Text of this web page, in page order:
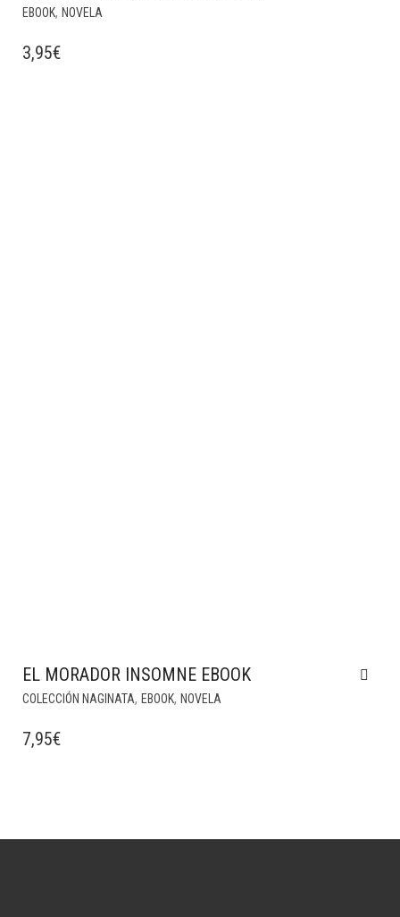
EBOOK, NOVELA
3,95€
EL MORADOR INSOMNE EBOOK
COLECCIÓN NAGINATA, EBOOK, NOVELA
7,95€